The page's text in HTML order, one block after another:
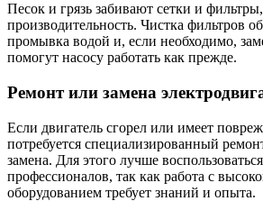
Песок и грязь забивают сетки и
производительность. Чистка фильтров
промывка водой и, если необходимо,
помогут насосу работать как прежде.
Ремонт или замена
Если двигатель сгорел или имеет
потребуется специализированный
замена. Для этого лучше
профессионалов, так как работа с
оборудованием требует знаний и опыта.